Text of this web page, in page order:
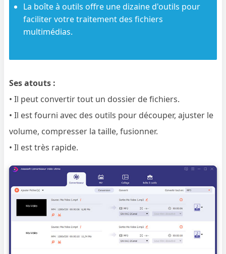
La boîte à outils offre une dizaine d'outils pour
faciliter votre traitement des fichiers
multimédias.
Ses atouts :
• Il peut convertir tout un dossier de fichiers.
• Il est fourni avec des outils pour découper, ajuster le
volume, compresser la taille, fusionner.
• Il est très rapide.